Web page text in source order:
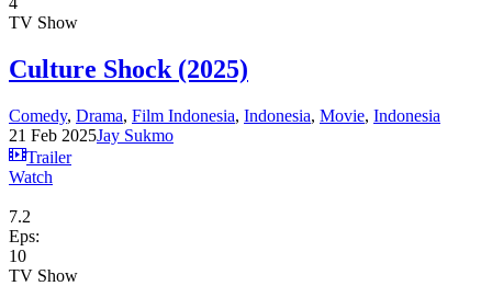
TV Show
Culture Shock (2025)
Comedy, Drama, Film Indonesia, Indonesia, Movie, Indonesia
21 Feb 2025Jay Sukmo
Trailer
Watch
7.2
Eps:
10
TV Show